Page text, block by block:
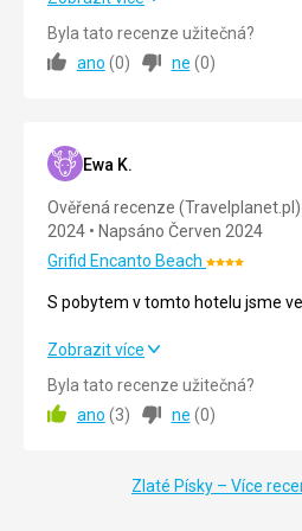
Strava
Okolí
Služby
Cena
Pláž u hotelu, vstup do moře po
je mírný sestup
Strava
Skvělý hotel, skvělé služby
Byla tato recenze užitečná?
ano (0) ne (0)
Ewa K.
Ověřená recenze (Travelplanet.pl)
2024
Napsáno Červen 2024
Grifid Encanto BeachHodnocení:
4/5
S pobytem v tomto hotelu jsme
S pobytem v tomto hotelu jsme
Strava
Zobrazit více
Byla tato recenze užitečná?
ano (3) ne (0)
Zlaté Písky – Více